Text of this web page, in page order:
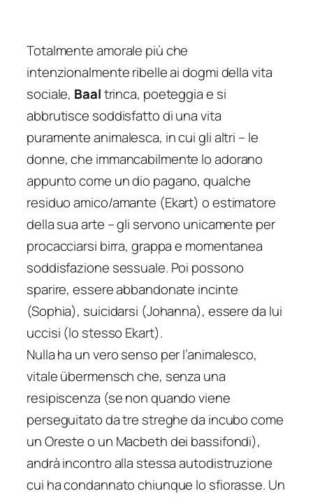
Totalmente amorale più che
intenzionalmente ribelle ai dogmi della vita
sociale, Baaltrinca, poeteggia e si
abbrutisce soddisfatto di una vita
puramente animalesca, in cui gli altri – le
donne, che immancabilmente lo adorano
appunto come un dio pagano, qualche
residuo amico/amante (Ekart) o estimatore
della sua arte – gli servono unicamente per
procacciarsi birra, grappa e momentanea
soddisfazione sessuale. Poi possono
sparire, essere abbandonate incinte
(Sophia), suicidarsi (Johanna), essere da lui
uccisi (lo stesso Ekart).
Nulla ha un vero senso per l’animalesco,
vitale übermensch che, senza una
resipiscenza (se non quando viene
perseguitato da tre streghe da incubo come
un Oreste o un Macbeth dei bassifondi),
andrà incontro alla stessa autodistruzione
cui ha condannato chiunque lo sfiorasse. Un